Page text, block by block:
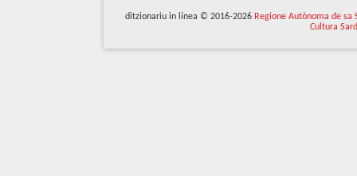
ditzionariu in línea © 2016-2026 Regione Autònoma de sa
Cultura